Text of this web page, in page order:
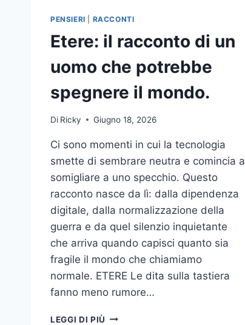
PENSIERI RACCONTI
Etere: il racconto di un
uomo che potrebbe
spegnere il mondo.
Di Ricky Giugno 18, 2026
Ci sono momenti in cui la tecnologia
smette di sembrare neutra e comincia a
somigliare a uno specchio. Questo
racconto nasce da lì: dalla dipendenza
digitale, dalla normalizzazione della
guerra e da quel silenzio inquietante
che arriva quando capisci quanto sia
fragile il mondo che chiamiamo
normale. ETERE Le dita sulla tastiera
fanno meno rumore…
LEGGI DI PIÙ ETERE: